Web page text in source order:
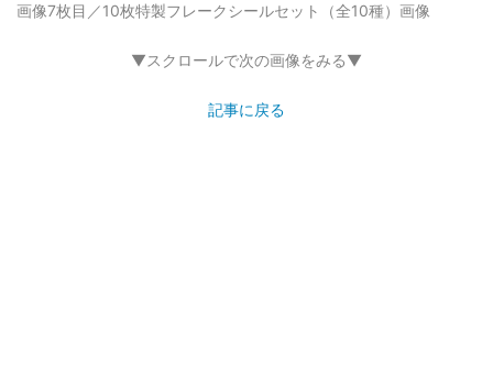
画像7枚目／10枚特製フレークシールセット（全10種）画像
▼スクロールで次の画像をみる▼
記事に戻る